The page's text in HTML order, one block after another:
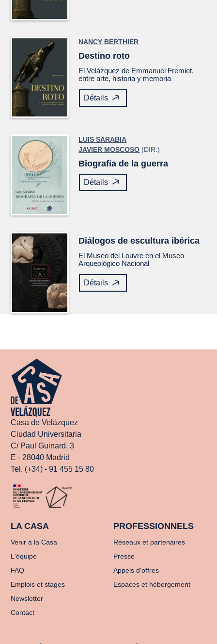
NANCY BERTHIER
Destino roto
ElVelázquez de Emmanuel Fremiet,
entre arte, historia y memoria
Détails
LUIS SARABIA
JAVIER MOSCOSO (DIR.)
Biografía de la guerra
Détails
Diálogos de escultura ibérica
El Museo del Louvre en el Museo
Arqueológico Nacional
Détails
Casa de Velázquez
Ciudad Universitaria
C/ Paul Guinard, 3
E - 28040 Madrid
Tel. (+34) - 91 455 15 80
LA CASA
Venir à la Casa
L'équipe
FAQ
Emplois et stages
Newsletter
Contact
PROFESSIONNELS
Réseaux et partenaires
Presse
Appels d'offres
Espaces et hébergement